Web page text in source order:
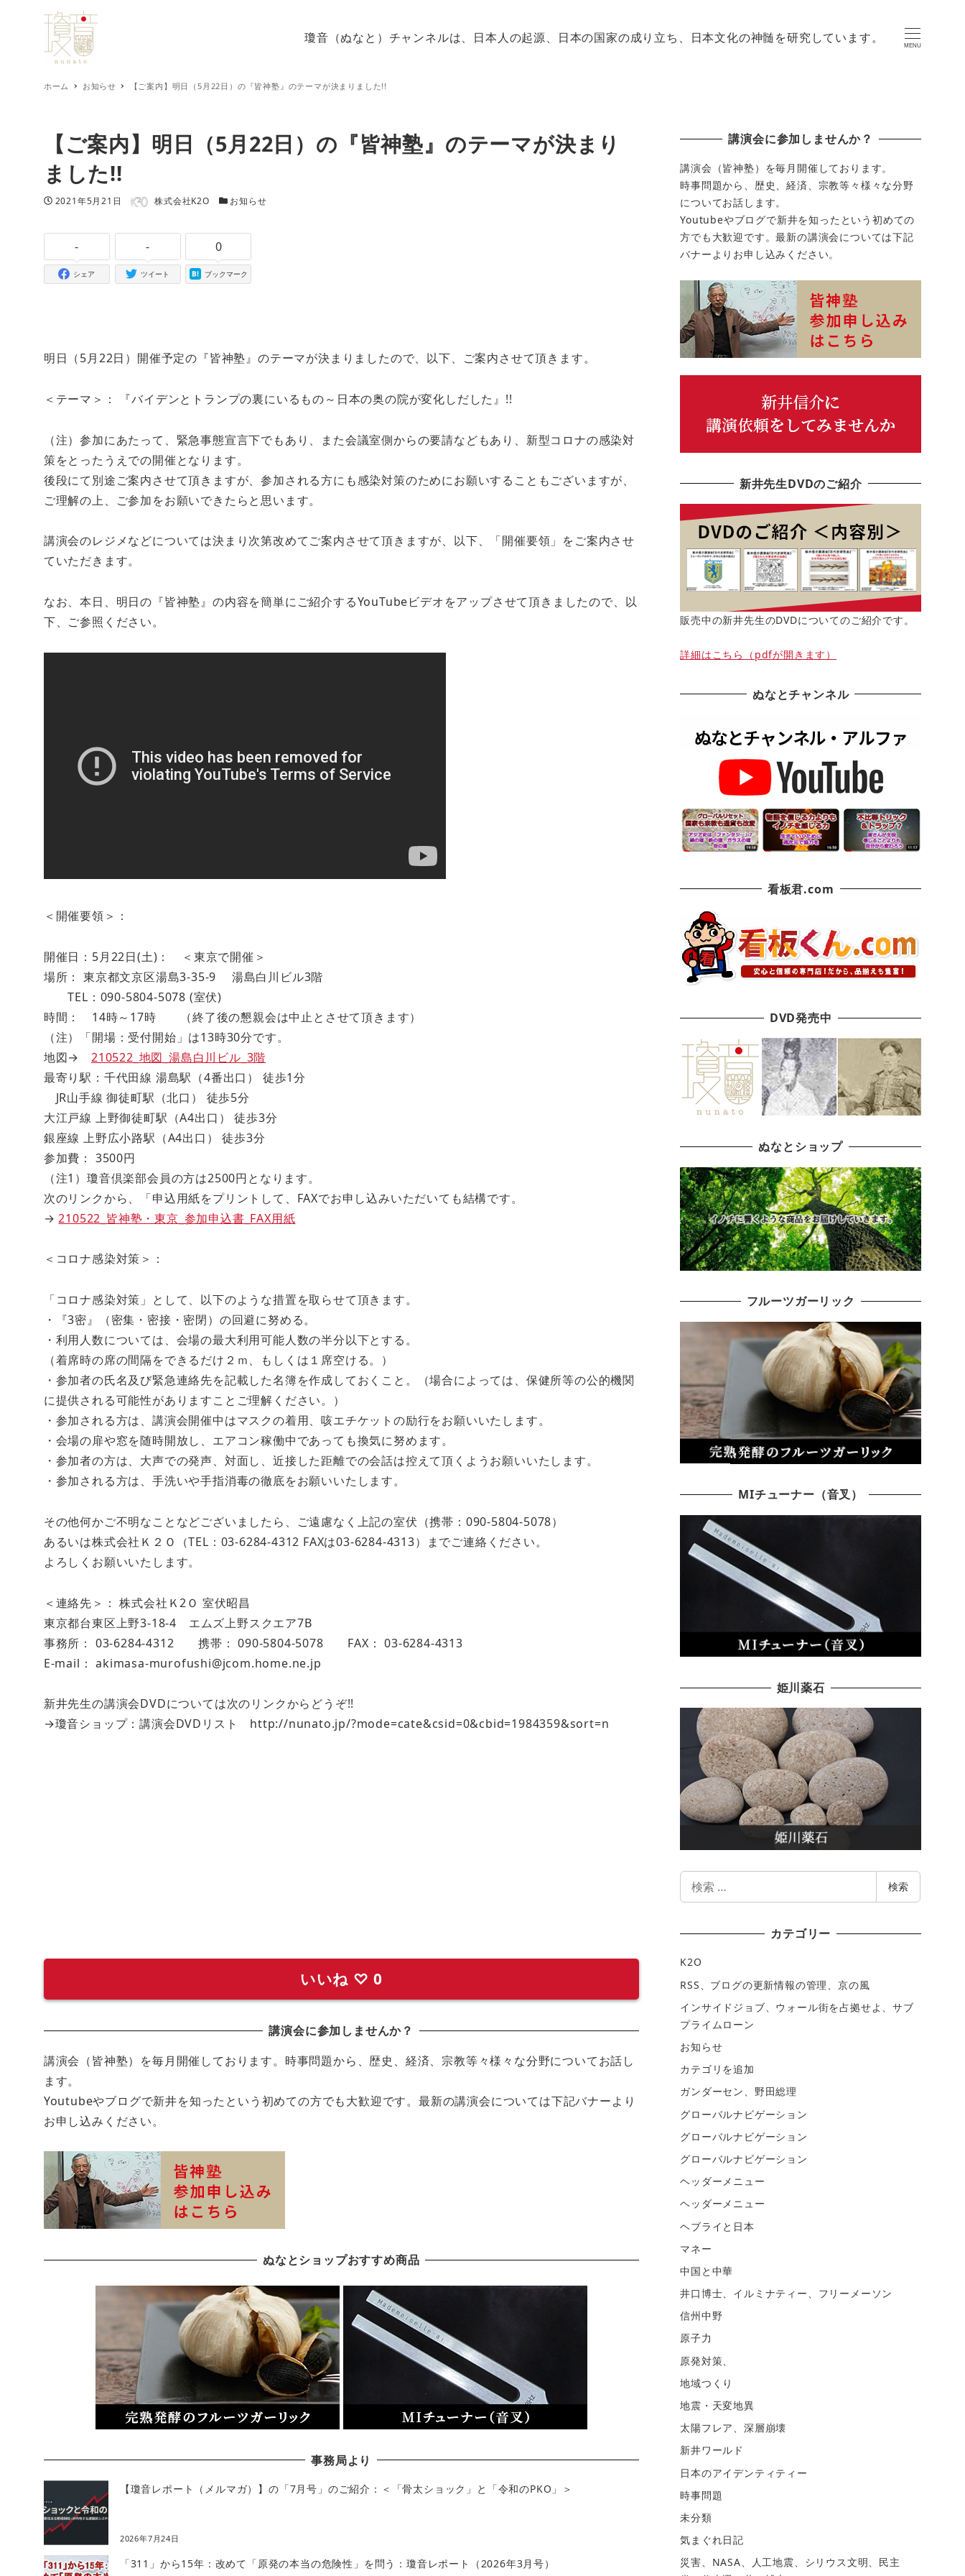
瓊音（ぬなと）チャンネルは、日本人の起源、日本の国家の成り立ち、日本文化の神髄を研究しています。
MENU
ホーム お知らせ 【ご案内】明日（5月22日）の『皆神塾』のテーマが決まりました!!
【ご案内】明日（5月22日）の『皆神塾』のテーマが決まり
ました!!
投稿日
2021年5月21日 著者 株式会社K2O カテゴリー
お知らせ
-
シェア
-
ツイート
0
ブックマーク
明日（5月22日）開催予定の『皆神塾』のテーマが決まりましたので、以下、ご案内させて頂きます。
＜テーマ＞： 『バイデンとトランプの裏にいるもの～日本の奥の院が変化しだした』!!
（注）参加にあたって、緊急事態宣言下でもあり、また会議室側からの要請などもあり、新型コロナの感染対
策をとったうえでの開催となります。
後段にて別途ご案内させて頂きますが、参加される方にも感染対策のためにお願いすることもございますが、
ご理解の上、ご参加をお願いできたらと思います。
講演会のレジメなどについては決まり次第改めてご案内させて頂きますが、以下、「開催要領」をご案内させ
ていただきます。
なお、本日、明日の『皆神塾』の内容を簡単にご紹介するYouTubeビデオをアップさせて頂きましたので、以
下、ご参照ください。
＜開催要領＞：
開催日：5月22日(土)： ＜東京で開催＞
場所： 東京都文京区湯島3-35-9 湯島白川ビル3階
TEL：090-5804-5078 (室伏)
時間： 14時～17時 （終了後の懇親会は中止とさせて頂きます）
（注）「開場：受付開始」は13時30分です。
地図→ 210522_地図_湯島白川ビル_3階
最寄り駅：千代田線 湯島駅（4番出口） 徒歩1分
JR山手線 御徒町駅（北口） 徒歩5分
大江戸線 上野御徒町駅（A4出口） 徒歩3分
銀座線 上野広小路駅（A4出口） 徒歩3分
参加費： 3500円
（注1）瓊音倶楽部会員の方は2500円となります。
次のリンクから、「申込用紙をプリントして、FAXでお申し込みいただいても結構です。
→210522_皆神塾・東京_参加申込書_FAX用紙
＜コロナ感染対策＞：
「コロナ感染対策」として、以下のような措置を取らせて頂きます。
・『3密』（密集・密接・密閉）の回避に努める。
・利用人数については、会場の最大利用可能人数の半分以下とする。
（着席時の席の間隔をできるだけ２ｍ、もしくは１席空ける。）
・参加者の氏名及び緊急連絡先を記載した名簿を作成しておくこと。（場合によっては、保健所等の公的機関
に提供される可能性がありますことご理解ください。）
・参加される方は、講演会開催中はマスクの着用、咳エチケットの励行をお願いいたします。
・会場の扉や窓を随時開放し、エアコン稼働中であっても換気に努めます。
・参加者の方は、大声での発声、対面し、近接した距離での会話は控えて頂くようお願いいたします。
・参加される方は、手洗いや手指消毒の徹底をお願いいたします。
その他何かご不明なことなどございましたら、ご遠慮なく上記の室伏（携帯：090-5804-5078）
あるいは株式会社Ｋ２Ｏ（TEL：03-6284-4312 FAXは03-6284-4313）までご連絡ください。
よろしくお願いいたします。
＜連絡先＞： 株式会社Ｋ2Ｏ 室伏昭昌
東京都台東区上野3-18-4 エムズ上野スクエア7B
事務所： 03-6284-4312 携帯： 090-5804-5078 FAX： 03-6284-4313
E-mail： akimasa-murofushi@jcom.home.ne.jp
新井先生の講演会DVDについては次のリンクからどうぞ!!
→瓊音ショップ：講演会DVDリスト http://nunato.jp/?mode=cate&csid=0&cbid=1984359&sort=n
いいね ♡ 0
講演会に参加しませんか？
講演会（皆神塾）を毎月開催しております。時事問題から、歴史、経済、宗教等々様々な分野についてお話し
ます。
Youtubeやブログで新井を知ったという初めての方でも大歓迎です。最新の講演会については下記バナーより
お申し込みください。
ぬなとショップおすすめ商品
事務局より
【瓊音レポート（メルマガ）】の「7月号」のご紹介：＜「骨太ショック」と「令和のPKO」＞
2026年7月24日
「311」から15年：改めて「原発の本当の危険性」を問う：瓊音レポート（2026年3月号）
講演会に参加しませんか？
講演会（皆神塾）を毎月開催しております。
時事問題から、歴史、経済、宗教等々様々な分野
についてお話します。
Youtubeやブログで新井を知ったという初めての
方でも大歓迎です。最新の講演会については下記
バナーよりお申し込みください。
新井先生DVDのご紹介
販売中の新井先生のDVDについてのご紹介です。
詳細はこちら（pdfが開きます）
ぬなとチャンネル
看板君.com
DVD発売中
ぬなとショップ
フルーツガーリック
MIチューナー（音叉）
姫川薬石
検
検索
カテゴリー
K2O
RSS、ブログの更新情報の管理、京の風
インサイドジョブ、ウォール街を占拠せよ、サブ
プライムローン
お知らせ
カテゴリを追加
ガンダーセン、野田総理
グローバルナビゲーション
グローバルナビゲーション
グローバルナビゲーション
ヘッダーメニュー
ヘッダーメニュー
ヘブライと日本
マネー
中国と中華
井口博士、イルミナティー、フリーメーソン
信州中野
原子力
原発対策、
地域つくり
地震・天変地異
太陽フレア、深層崩壊
新井ワールド
日本のアイデンティティー
時事問題
未分類
気まぐれ日記
災害、NASA、人工地震、シリウス文明、民主